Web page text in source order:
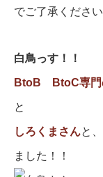
でご了承ください
白鳥っす！！
BtoB BtoC専門
と
しろくまさんと
ました！！